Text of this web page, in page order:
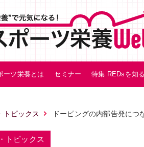
ーツ栄養とは セミナー 特集 REDsを知る
トピックス ドーピングの内部告発に
トピックス